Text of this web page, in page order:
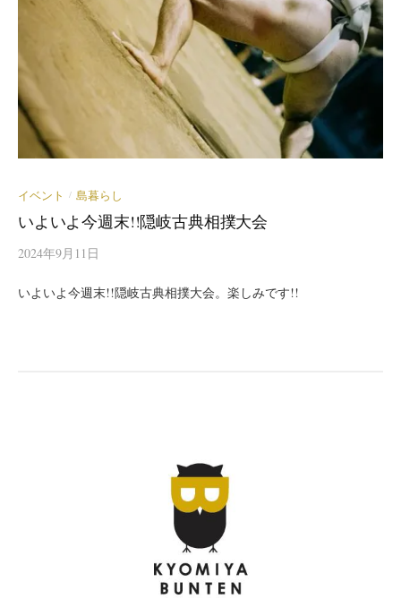
イベント / 島暮らし
いよいよ今週末!!隠岐古典相撲大会
2024年9月11日
いよいよ今週末!!隠岐古典相撲大会。楽しみです!!